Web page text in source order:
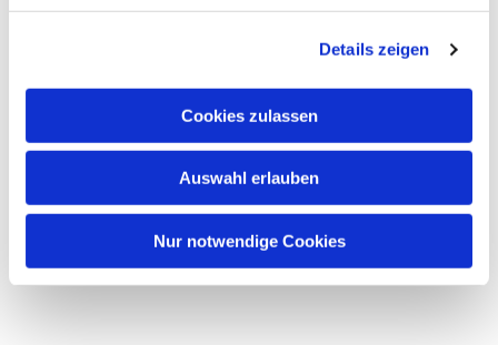
Details zeigen
Cookies zulassen
Auswahl erlauben
Nur notwendige Cookies